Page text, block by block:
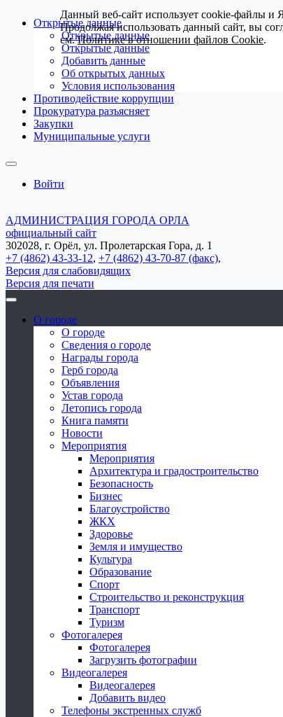
Открытые данные
Открытые данные
Открытые данные
Добавить данные
Об открытых данных
Условия использования
Противодействие коррупции
Прокуратура разъясняет
Закупки
Муниципальные услуги
Войти
АДМИНИСТРАЦИЯ ГОРОДА ОРЛА
официальный сайт
302028, г. Орёл, ул. Пролетарская Гора, д. 1
+7 (4862) 43-33-12, +7 (4862) 43-70-87 (факс),
Версия для слабовидящих
Версия для печати
О городе
О городе
Сведения о городе
Награды города
Герб города
Объявления
Устав города
Летопись города
Книга памяти
Новости
Мероприятия
Мероприятия
Архитектура и градостроительство
Безопасность
Бизнес
Благоустройство
ЖКХ
Здоровье
Земля и имущество
Культура
Образование
Спорт
Строительство и реконструкция
Транспорт
Туризм
Фотогалерея
Фотогалерея
Загрузить фотографии
Видеогалерея
Видеогалерея
Добавить видео
Телефоны экстренных служб
Данный веб-сайт использует cookie-файлы и
Продолжая использовать данный сайт, вы
см.Политике в отношении файлов Cookie.